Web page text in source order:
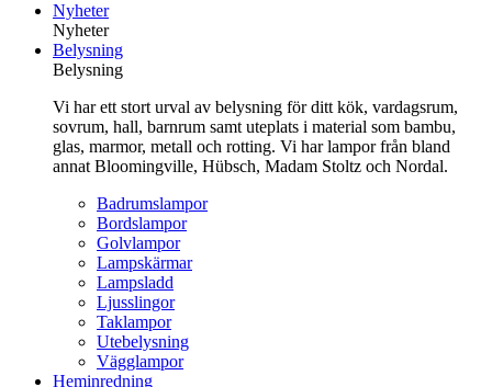
innehåll
Nyheter
Nyheter
Belysning
Belysning
Vi har ett stort urval av belysning för ditt kök, vardagsrum,
sovrum, hall, barnrum samt uteplats i material som bambu,
glas, marmor, metall och rotting. Vi har lampor från bland
annat Bloomingville, Hübsch, Madam Stoltz och Nordal.
Badrumslampor
Bordslampor
Golvlampor
Lampskärmar
Lampsladd
Ljusslingor
Taklampor
Utebelysning
Vägglampor
Heminredning